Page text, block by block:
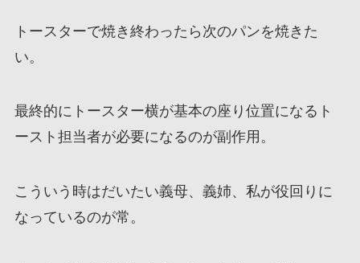
トースターで焼き終わったら次のパンを焼きた
い。
最終的にトースター横が基本の座り位置になるト
ースト担当者が必要になるのが副作用。
こういう時はだいたい義母、義姉、私が役回りに
なっているのが常。